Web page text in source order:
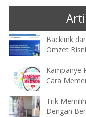
Backlink
Omzet
Kampanye
Cara
Trik
Dengan